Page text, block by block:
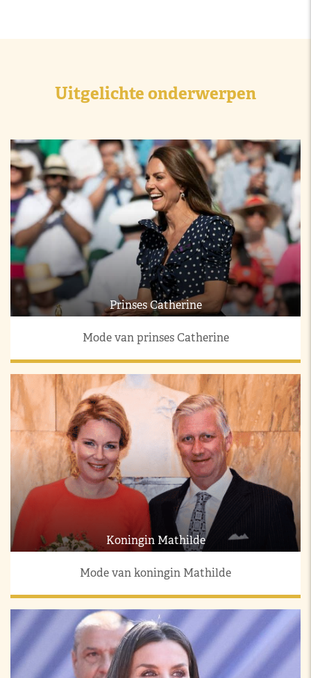
Uitgelichte onderwerpen
Prinses Catherine
Mode van prinses Catherine
Koningin Mathilde
Mode van koningin Mathilde